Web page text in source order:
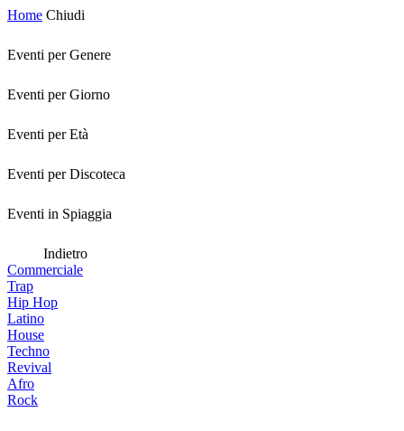
Home Chiudi
Eventi per Genere
Eventi per Giorno
Eventi per Età
Eventi per Discoteca
Eventi in Spiaggia
Indietro
Commerciale
Trap
Hip Hop
Latino
House
Techno
Revival
Afro
Rock